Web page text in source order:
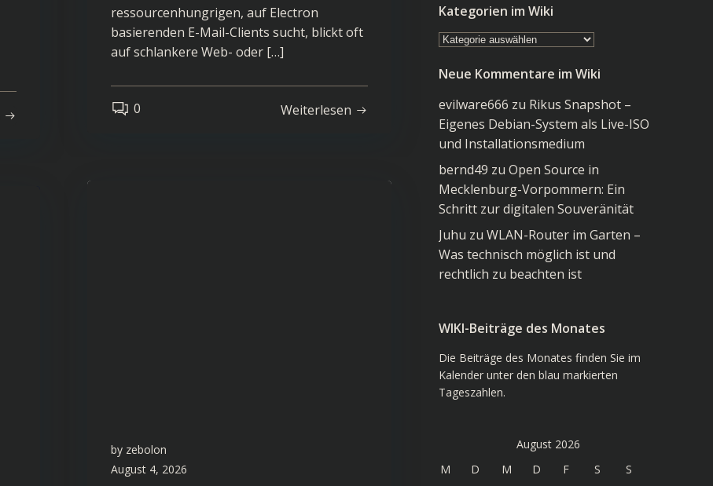
ressourcenhungrigen, auf Electron
basierenden E-Mail-Clients sucht, blickt oft
auf schlankere Web- oder […]
0 Weiterlesen
by zebolon
August 4, 2026
Kategorien im Wiki
Kategorien
Wiki
Neue Kommentare im Wiki
evilware666 zu Rikus Snapshot –
Eigenes Debian-System als Live-ISO
und Installationsmedium
bernd49 zu Open Source in
Mecklenburg-Vorpommern: Ein
Schritt zur digitalen Souveränität
Juhu zu WLAN-Router im Garten –
Was technisch möglich ist und
rechtlich zu beachten ist
WIKI-Beiträge des Monates
Die Beiträge des Monates finden Sie im
Kalender unter den blau markierten
Tageszahlen.
August 2026
M
D M D F S
S